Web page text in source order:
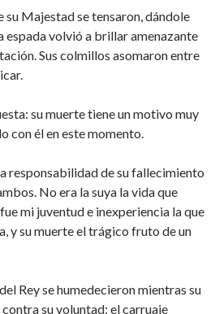
su Majestad se tensaron, dándole
espada volvió a brillar amenazante
Sus colmillos asomaron entre
su muerte tiene un motivo muy
con él en este momento.
responsabilidad de su fallecimiento
No era la suya la vida que
mi juventud e inexperiencia la que
y su muerte el trágico fruto de un
Rey se humedecieron mientras su
su voluntad: el carruaje